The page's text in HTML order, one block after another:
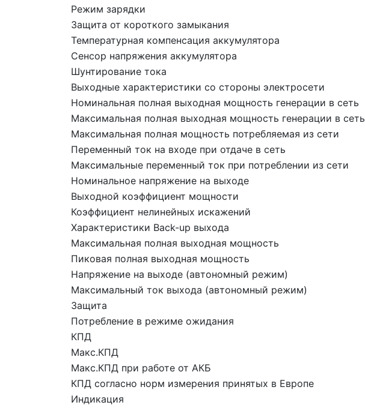
Режим зарядки
Защита от короткого замыкания
Температурная компенсация аккумулятора
Сенсор напряжения аккумулятора
Шунтирование тока
Выходные характеристики со стороны электросети
Номинальная полная выходная мощность генерации в сеть
Максимальная полная выходная мощность генерации в сеть
Максимальная полная мощность потребляемая из сети
Переменный ток на входе при отдаче в сеть
Максимальные переменный ток при потреблении из сети
Номинальное напряжение на выходе
Выходной коэффициент мощности
Коэффициент нелинейных искажений
Характеристики Back-up выхода
Максимальная полная выходная мощность
Пиковая полная выходная мощность
Напряжение на выходе (автономный режим)
Максимальный ток выхода (автономный режим)
Защита
Потребление в режиме ожидания
КПД
Макс.КПД
Макс.КПД при работе от АКБ
КПД согласно норм измерения принятых в Европе
Индикация